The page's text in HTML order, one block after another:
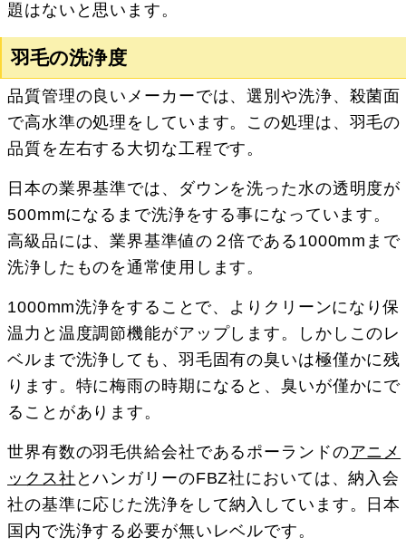
題はないと思います。
羽毛の洗浄度
品質管理の良いメーカーでは、選別や洗浄、殺菌面
で高水準の処理をしています。この処理は、羽毛の
品質を左右する大切な工程です。
日本の業界基準では、ダウンを洗った水の透明度が
500mmになるまで洗浄をする事になっています。
高級品には、業界基準値の２倍である1000mmまで
洗浄したものを通常使用します。
1000mm洗浄をすることで、よりクリーンになり保
温力と温度調節機能がアップします。しかしこのレ
ベルまで洗浄しても、羽毛固有の臭いは極僅かに残
ります。特に梅雨の時期になると、臭いが僅かにで
ることがあります。
世界有数の羽毛供給会社であるポーランドのアニメ
ックス社 とハンガリーのFBZ社においては、納入会
社の基準に応じた洗浄をして納入しています。日本
国内で洗浄する必要が無いレベルです。